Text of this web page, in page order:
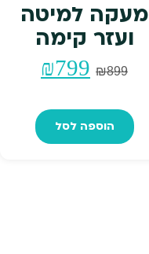
מעקה למיטה
ועזר קימה
₪899
המחיר
היה:
₪799
הוא:
הוספה לסל